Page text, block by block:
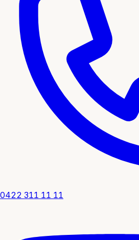
0422 311 11 11